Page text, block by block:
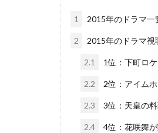
1 2015年のドラマ一
2 2015年のドラマ視
2.1 1位：下町ロ
2.2 2位：アイム
2.3 3位：天皇の
2.4 4位：花咲舞